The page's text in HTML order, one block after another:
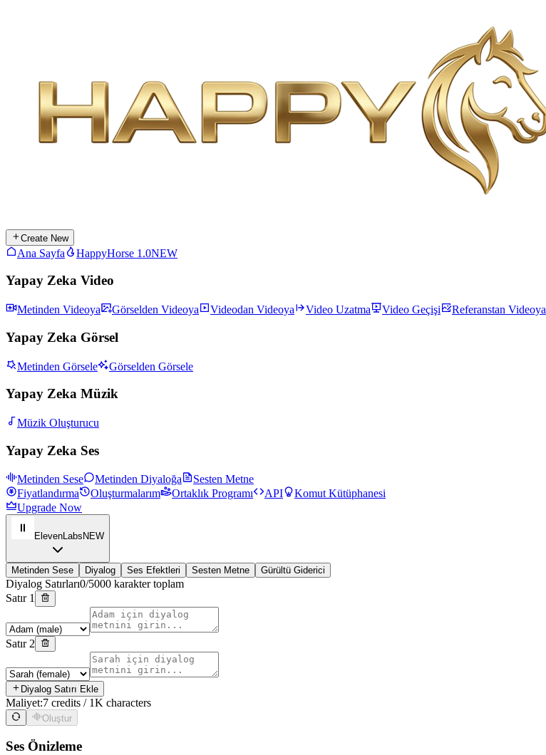
Create New
Ana Sayfa HappyHorse 1.0NEW
Yapay Zeka Video
Metinden Videoya Görselden Videoya Videodan Videoya Video Uzatma Video Geçişi Referanstan Videoya
Yapay Zeka Görsel
Metinden Görsele Görselden Görsele
Yapay Zeka Müzik
Müzik Oluşturucu
Yapay Zeka Ses
Metinden Sese Metinden Diyaloğa
Sesten Metne
Fiyatlandırma
Oluşturmalarım Ortaklık Programı API
Komut Kütüphanesi
Upgrade Now
ElevenLabs NEW
Metinden Sese Diyalog Ses Efektleri Sesten Metne Gürültü Giderici
Diyalog Satırları0/5000 karakter toplam
Satır 1
Satır 2
Diyalog Satırı Ekle
Maliyet:7 credits / 1K characters
Oluştur
Ses Önizleme